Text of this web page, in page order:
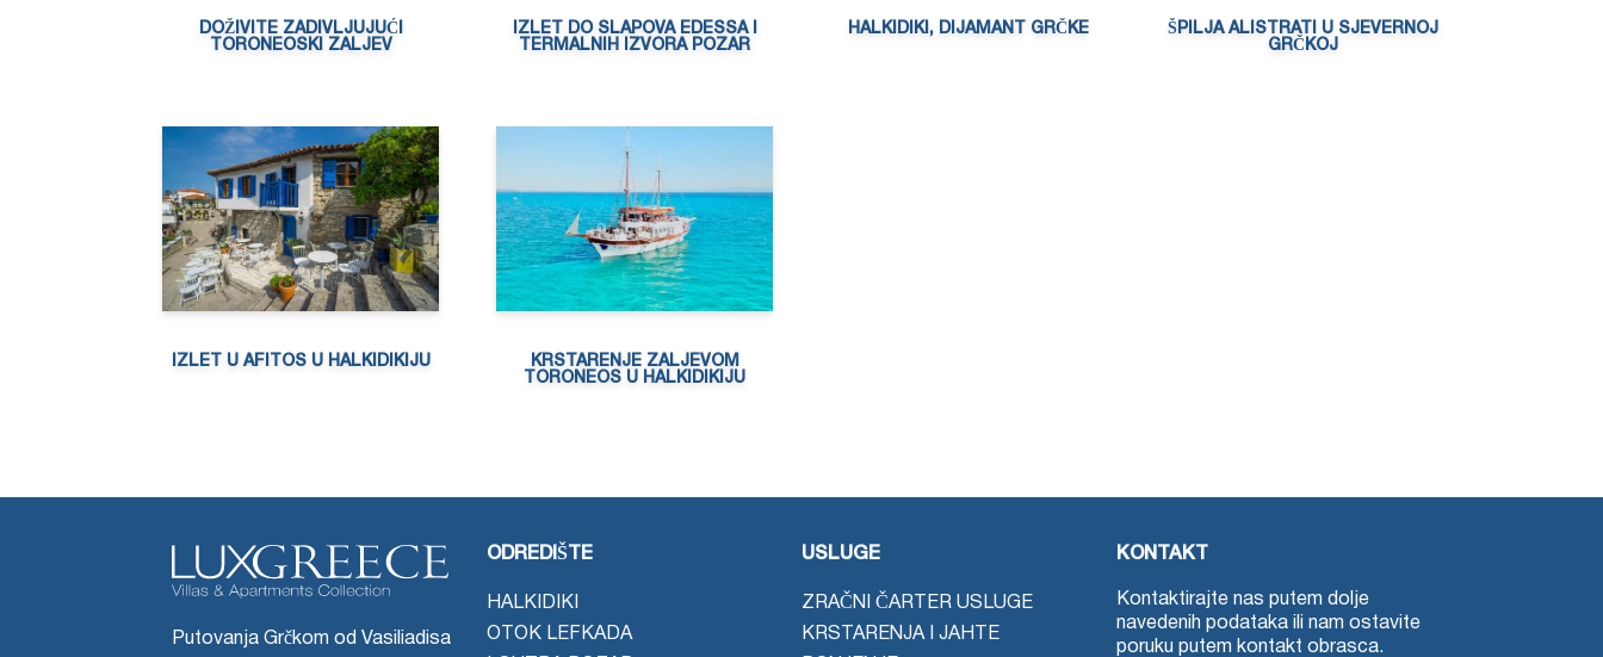
DOŽIVITE ZADIVLJUJUĆI
TORONEOSKI ZALJEV
IZLET DO SLAPOVA EDESSA I
TERMALNIH IZVORA POZAR
HALKIDIKI, DIJAMANT GRČKE
ŠPILJA ALISTRATI U SJEVERNOJ
GRČKOJ
IZLET U AFITOS U HALKIDIKIJU
KRSTARENJE ZALJEVOM
TORONEOS U HALKIDIKIJU
Putovanja Grčkom od Vasiliadisa
ODREDIŠTE
HALKIDIKI
OTOK LEFKADA
USLUGE
ZRAČNI ČARTER USLUGE
KRSTARENJA I JAHTE
KONTAKT
Kontaktirajte nas putem dolje
navedenih podataka ili nam ostavite
poruku putem kontakt obrasca.